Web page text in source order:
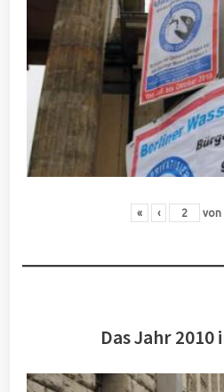
« ‹ von
Das Jahr 2010